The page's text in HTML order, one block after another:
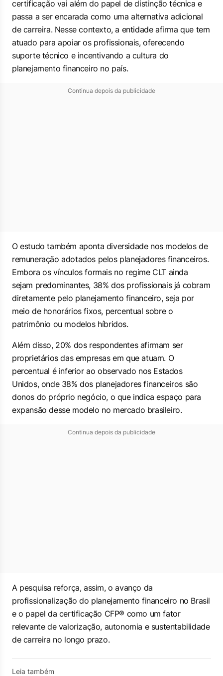
certificação vai além do papel de distinção técnica e
passa a ser encarada como uma alternativa adicional
de carreira. Nesse contexto, a entidade afirma que tem
atuado para apoiar os profissionais, oferecendo
suporte técnico e incentivando a cultura do
planejamento financeiro no país.
Continua depois da publicidade
O estudo também aponta diversidade nos modelos de
remuneração adotados pelos planejadores financeiros.
Embora os vínculos formais no regime CLT ainda
sejam predominantes, 38% dos profissionais já cobram
diretamente pelo planejamento financeiro, seja por
meio de honorários fixos, percentual sobre o
patrimônio ou modelos híbridos.
Além disso, 20% dos respondentes afirmam ser
proprietários das empresas em que atuam. O
percentual é inferior ao observado nos Estados
Unidos, onde 38% dos planejadores financeiros são
donos do próprio negócio, o que indica espaço para
expansão desse modelo no mercado brasileiro.
Continua depois da publicidade
A pesquisa reforça, assim, o avanço da
profissionalização do planejamento financeiro no Brasil
e o papel da certificação CFP® como um fator
relevante de valorização, autonomia e sustentabilidade
de carreira no longo prazo.
Leia também